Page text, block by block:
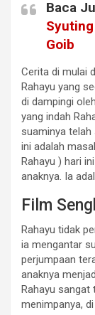
Baca
Goib
Cerita di mulai
Rahayu yang
di dampingi
yang indah
suaminya
ini adalah
Rahayu ) hari
anaknya. Ia
Film
Rahayu tidak
ia mengantar
perjumpaan
anaknya
Rahayu sangat
menimpanya,